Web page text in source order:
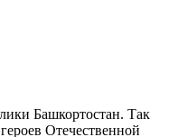
Башкортостан. Так
Отечественной